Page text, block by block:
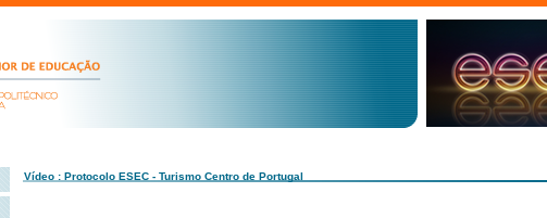
Vídeo : Protocolo ESEC - Turismo Centro de Portugal